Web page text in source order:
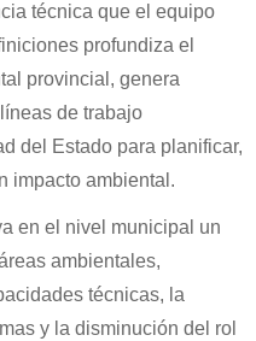
técnica que el equipo
profundiza el
provincial, genera
de trabajo
del Estado para planificar,
impacto ambiental.
en el nivel municipal un
ambientales,
técnicas, la
y la disminución del rol